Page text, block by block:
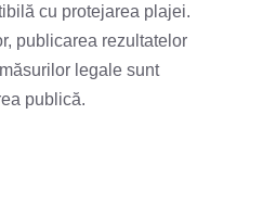
cu protejarea plajei.
publicarea rezultatelor
legale sunt
publică.